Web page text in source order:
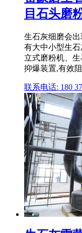
目石头磨
生石灰细磨会
有大中小型生
立式磨粉机、
抑爆装置,有效
联系电话: 180